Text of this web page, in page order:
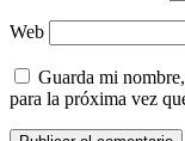
Web
Guarda mi
para la próxima vez